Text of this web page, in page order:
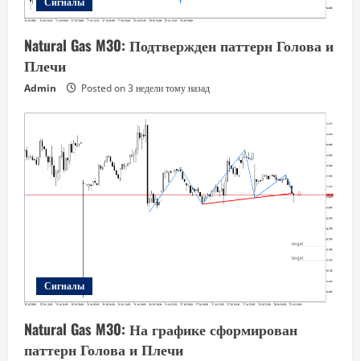
Natural Gas M30: Подтвержден паттерн Голова и
Плечи
Admin Posted on 3 недели тому назад
Сигналы
Natural Gas M30: На графике сформирован
паттерн Голова и Плечи